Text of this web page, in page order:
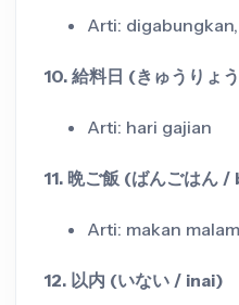
Arti:
10. 給料日 (きゅうりょ
Arti: hari gajian
11. 晩ご飯 (ばんごはん
Arti: makan malam
12. 以内 (いない / inai)